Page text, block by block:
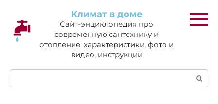
контенту
Климат в доме
Сайт-энциклопедия про
современную сантехнику и
отопление: характеристики, фото и
видео, инструкции
Поиск: